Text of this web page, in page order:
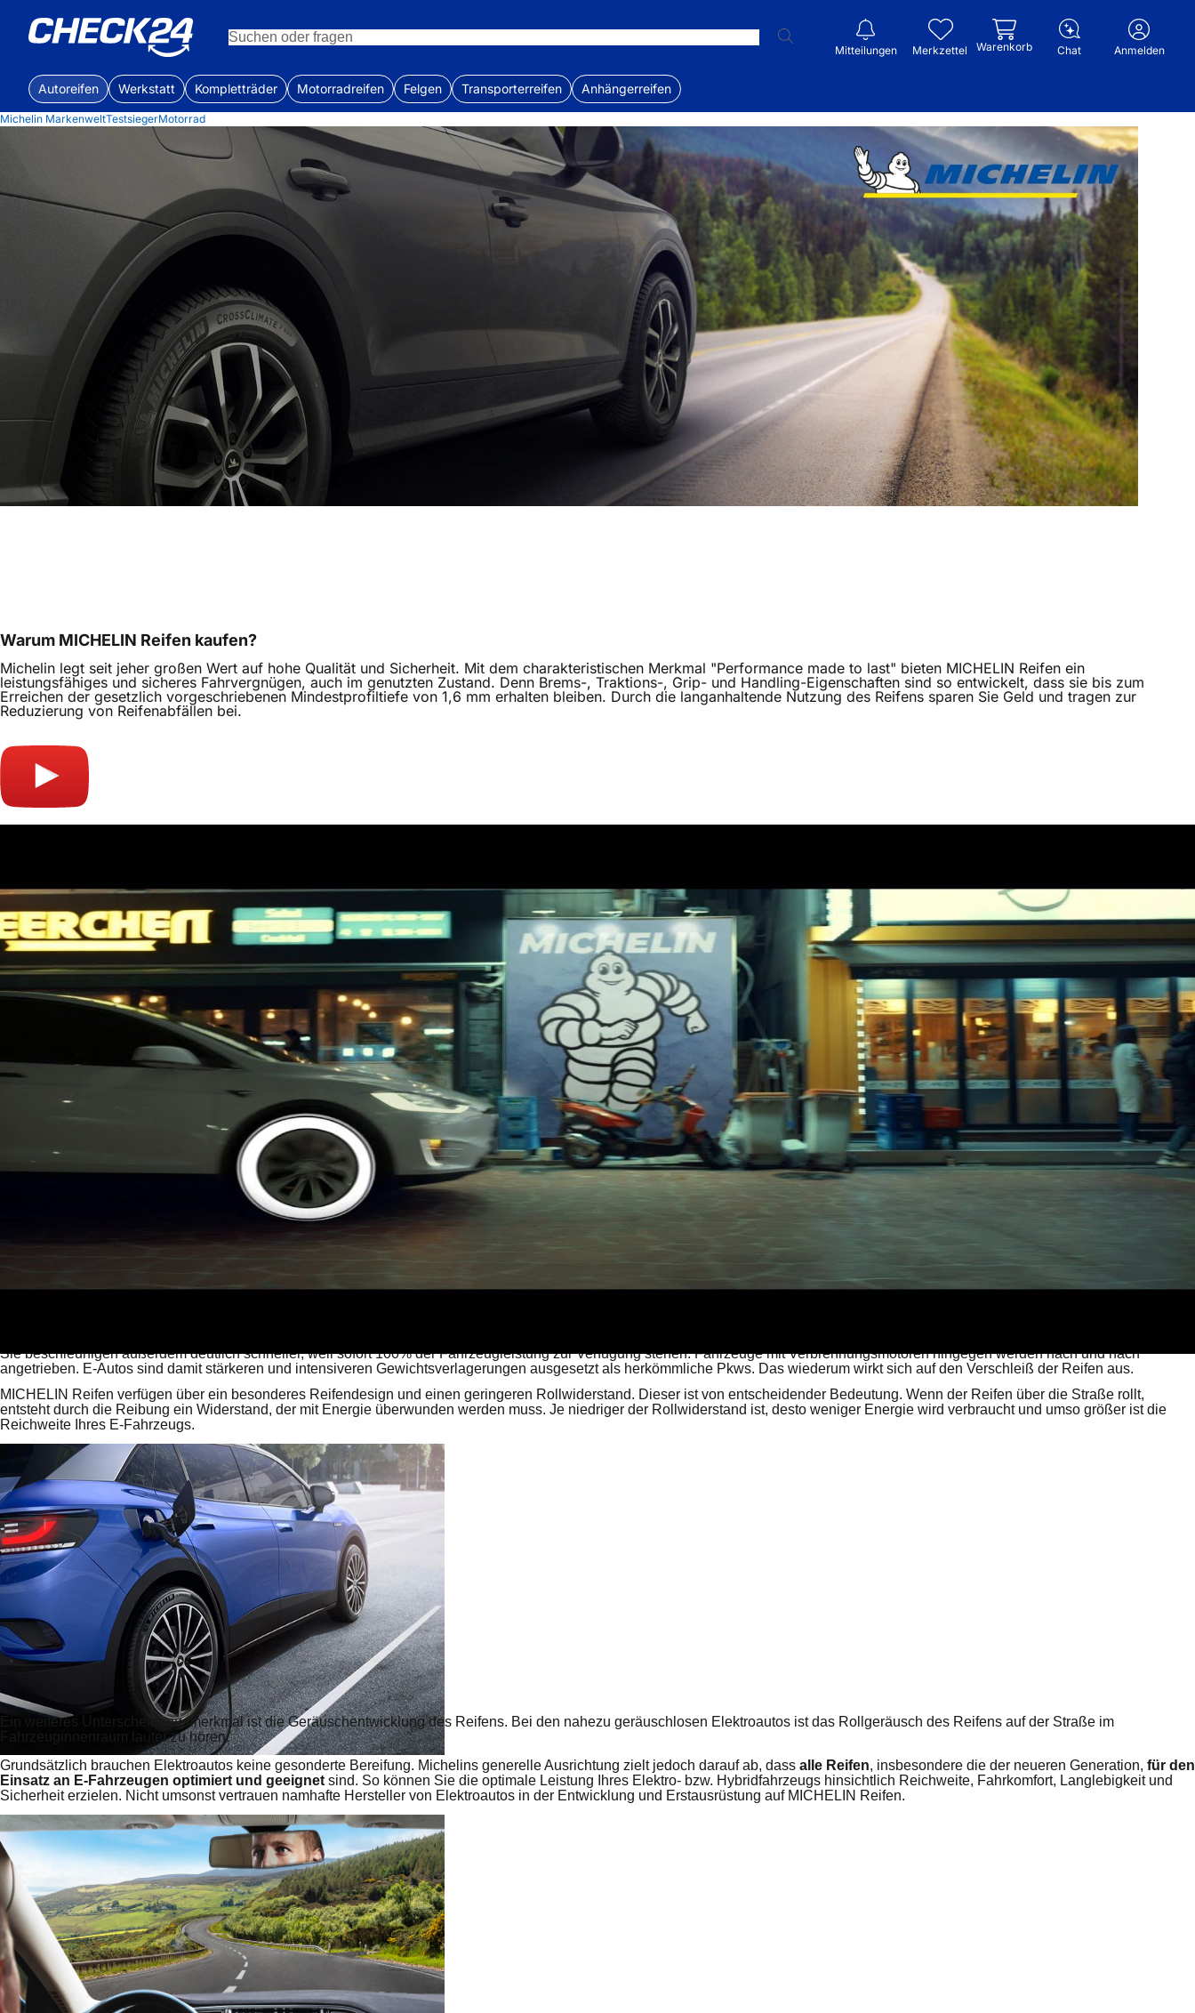
Mitteilungen Merkzettel Warenkorb Chat Anmelden
Autoreifen Werkstatt Kompletträder Motorradreifen Felgen Transporterreifen Anhängerreifen
Michelin MarkenweltTestsiegerMotorrad
Warum MICHELIN Reifen kaufen?
Michelin legt seit jeher großen Wert auf hohe Qualität und Sicherheit. Mit dem charakteristischen Merkmal "Performance made to last" bieten MICHELIN Reifen ein
leistungsfähiges und sicheres Fahrvergnügen, auch im genutzten Zustand. Denn Brems-, Traktions-, Grip- und Handling-Eigenschaften sind so entwickelt, dass sie bis zum
Erreichen der gesetzlich vorgeschriebenen Mindestprofiltiefe von 1,6 mm erhalten bleiben. Durch die langanhaltende Nutzung des Reifens sparen Sie Geld und tragen zur
Reduzierung von Reifenabfällen bei.
Sie beschleunigen außerdem deutlich schneller, weil sofort 100% der Fahrzeugleistung zur Verfügung stehen. Fahrzeuge mit Verbrennungsmotoren hingegen werden nach und nach
angetrieben. E-Autos sind damit stärkeren und intensiveren Gewichtsverlagerungen ausgesetzt als herkömmliche Pkws. Das wiederum wirkt sich auf den Verschleiß der Reifen aus.
MICHELIN Reifen verfügen über ein besonderes Reifendesign und einen geringeren Rollwiderstand. Dieser ist von entscheidender Bedeutung. Wenn der Reifen über die Straße rollt,
entsteht durch die Reibung ein Widerstand, der mit Energie überwunden werden muss. Je niedriger der Rollwiderstand ist, desto weniger Energie wird verbraucht und umso größer ist die
Reichweite Ihres E-Fahrzeugs.
Ein weiteres Unterscheidungsmerkmal ist die Geräuschentwicklung des Reifens. Bei den nahezu geräuschlosen Elektroautos ist das Rollgeräusch des Reifens auf der Straße im
Fahrzeuginnenraum lauter zu hören.
Grundsätzlich brauchen Elektroautos keine gesonderte Bereifung. Michelins generelle Ausrichtung zielt jedoch darauf ab, dass alle Reifen, insbesondere die der neueren Generation, für den
Einsatz an E-Fahrzeugen optimiert und geeignet sind. So können Sie die optimale Leistung Ihres Elektro- bzw. Hybridfahrzeugs hinsichtlich Reichweite, Fahrkomfort, Langlebigkeit und
Sicherheit erzielen. Nicht umsonst vertrauen namhafte Hersteller von Elektroautos in der Entwicklung und Erstausrüstung auf MICHELIN Reifen.